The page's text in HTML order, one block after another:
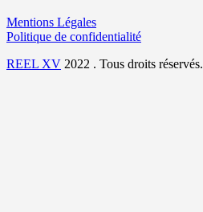
Mentions Légales
Politique de confidentialité
REEL XV 2022 . Tous droits réservés.